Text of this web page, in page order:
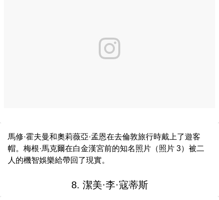
馬修·霍夫曼和奧莉薇亞·孟恩在去倫敦旅行時戴上了遊客
帽。梅根·馬克爾在白金漢宮前的知名照片（照片 3）被二
人的機智娛樂給帶回了現實。
8. 潔美·李·寇蒂斯